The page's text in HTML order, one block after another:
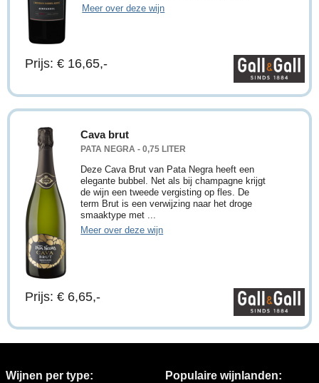
Meer over deze wijn
Prijs: € 16,65,-
Cava brut
PATA NEGRA - 0,75 LITER
Deze Cava Brut van Pata Negra heeft een
elegante bubbel. Net als bij champagne krijgt
de wijn een tweede vergisting op fles. De
term Brut is een verwijzing naar het droge
smaaktype met ...
Meer over deze wijn
Prijs: € 6,65,-
Wijnen per type: Populaire wijnlanden: